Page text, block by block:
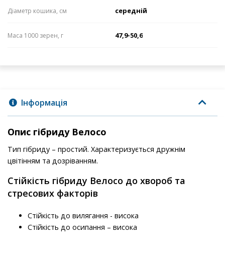
Діаметр кошика, см середній
Маса 1000 зерен, г 47,9-50,6
Інформація
Опис гібриду Велосо
Тип гібриду – простий. Характеризується дружнім
цвітінням та дозріванням.
Стійкість гібриду Велосо до хвороб та
стресових факторів
Стійкість до вилягання - висока
Стійкість до осипання – висока